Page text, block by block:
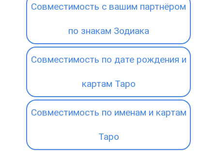
Совместимость с вашим партнёром
по знакам Зодиака
Совместимость по дате рождения и
картам Таро
Совместимость по именам и картам
Таро